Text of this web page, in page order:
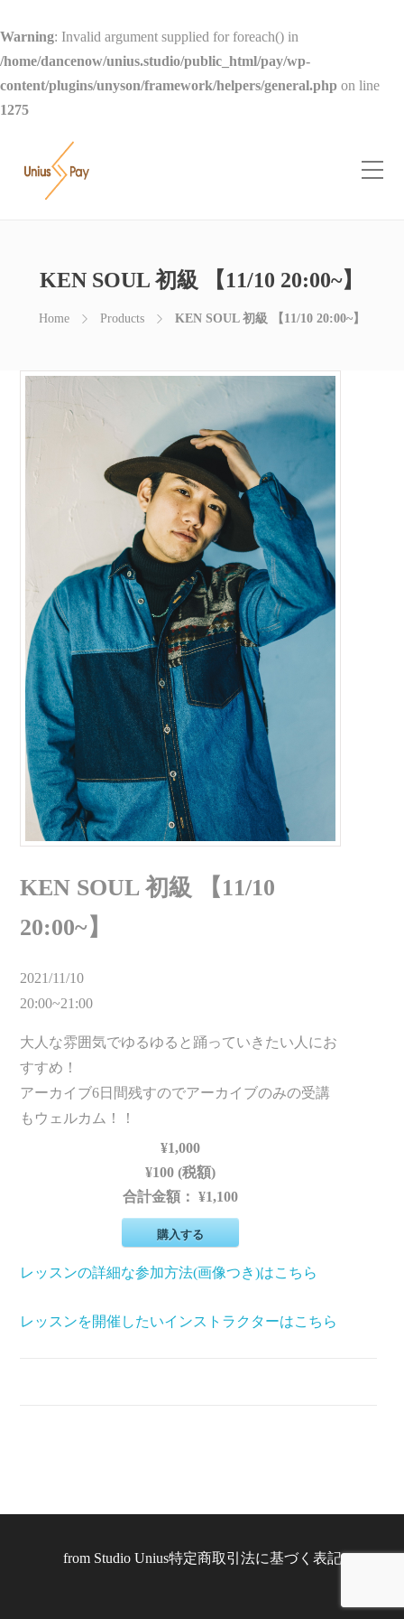
Warning: Invalid argument supplied for foreach() in
/home/dancenow/unius.studio/public_html/pay/wp-
content/plugins/unyson/framework/helpers/general.php on line
1275
KEN SOUL 初級 【11/10 20:00~】
Home Products KEN SOUL 初級 【11/10 20:00~】
KEN SOUL 初級 【11/10
20:00~】
2021/11/10
20:00~21:00
大人な雰囲気でゆるゆると踊っていきたい人にお
すすめ！
アーカイブ6日間残すのでアーカイブのみの受講
もウェルカム！！
¥1,000
¥100 (税額)
合計金額：¥1,100
購入する
レッスンの詳細な参加方法(画像つき)はこちら
レッスンを開催したいインストラクターはこちら
from Studio Unius特定商取引法に基づく表記